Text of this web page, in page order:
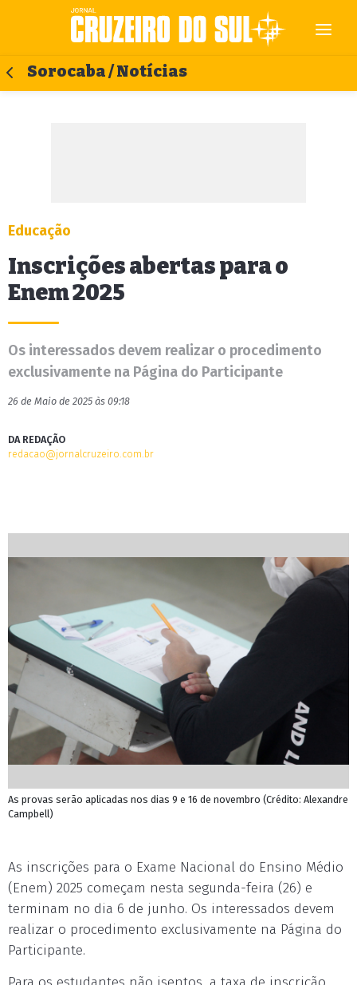
Sorocaba / Notícias
Educação
Inscrições abertas para o
Enem 2025
Os interessados devem realizar o procedimento
exclusivamente na Página do Participante
26 de Maio de 2025 às 09:18
DA REDAÇÃO
redacao@jornalcruzeiro.com.br
As provas serão aplicadas nos dias 9 e 16 de novembro (Crédito: Alexandre
Campbell)
As inscrições para o Exame Nacional do Ensino Médio
(Enem) 2025 começam nesta segunda-feira (26) e
terminam no dia 6 de junho. Os interessados devem
realizar o procedimento exclusivamente na Página do
Participante.